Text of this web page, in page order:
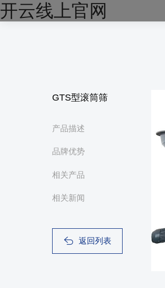
开云线上官网
GTS型滚筒筛
产品描述
品牌优势
相关产品
相关新闻
返回列表